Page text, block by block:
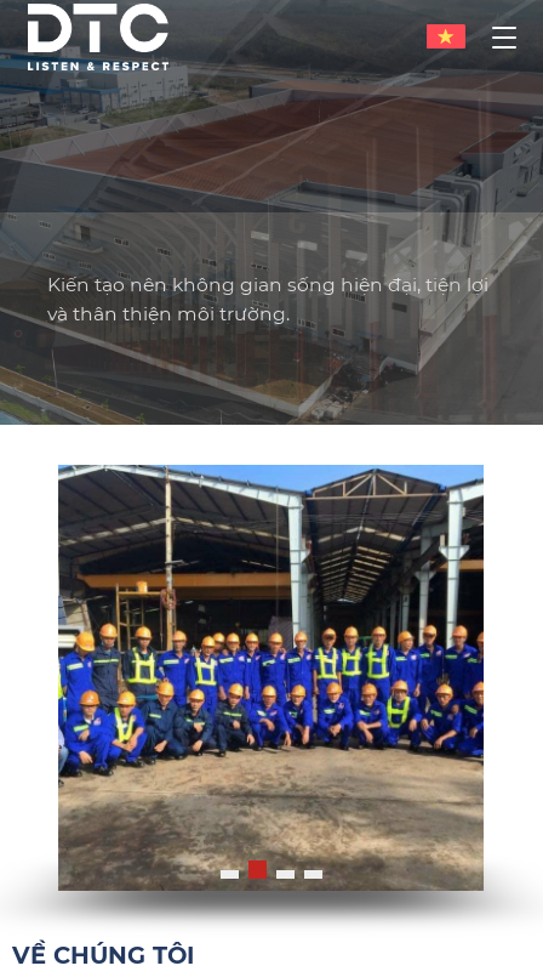
DTC STEEL BUILDINGS
Listen & Respect
NHÀ THÉP TIỀN CHẾ
Kiến tạo nên không gian sống hiện đại, tiện lợi
và thân thiện môi trường.
KẾT CẤU THÉP
Thiết kế không gian mở trên từng chi tiết kết
VỀ CHÚNG TÔI